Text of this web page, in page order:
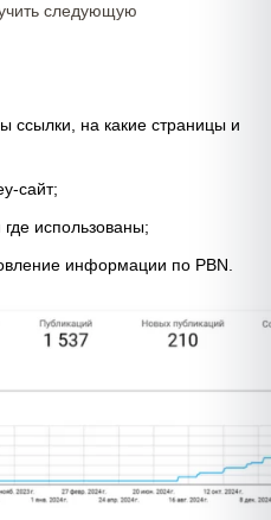
следующую
ссылки, на какие страницы и
сайт;
где использованы;
информации по PBN.